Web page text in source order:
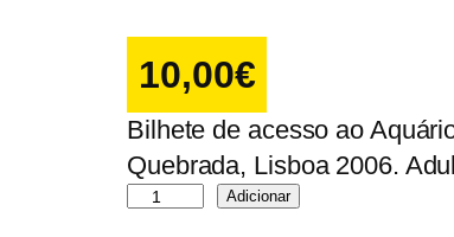
10,00€
Bilhete de acesso ao
Quebrada, Lisboa 2006.
Q
Adicionar